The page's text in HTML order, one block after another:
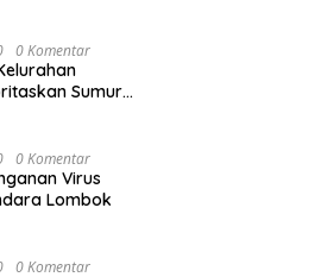
0 Komentar
Sumur
0 Komentar
Virus
Lombok
0 Komentar